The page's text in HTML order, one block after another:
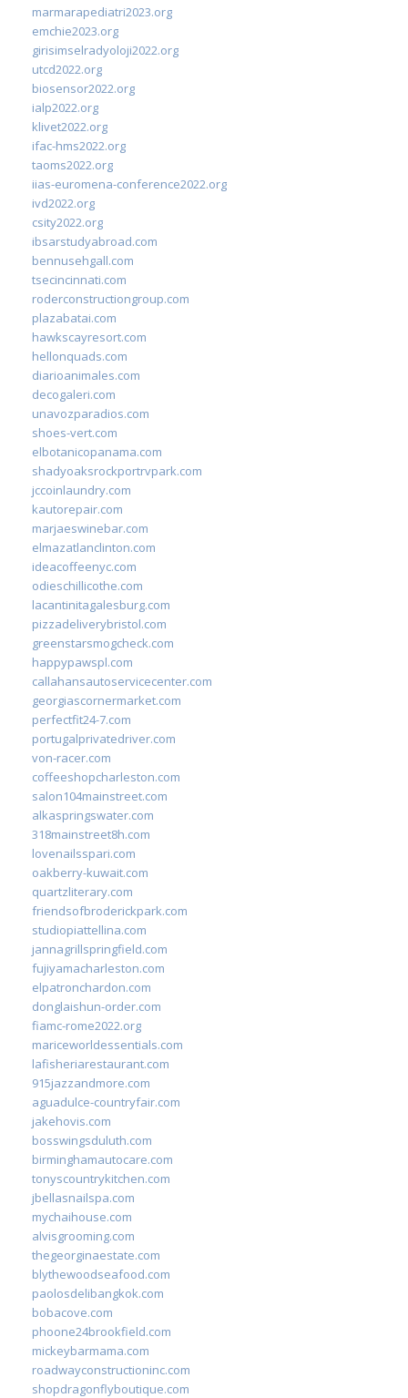
marmarapediatri2023.org
emchie2023.org
girisimselradyoloji2022.org
utcd2022.org
biosensor2022.org
ialp2022.org
klivet2022.org
ifac-hms2022.org
taoms2022.org
iias-euromena-conference2022.org
ivd2022.org
csity2022.org
ibsarstudyabroad.com
bennusehgall.com
tsecincinnati.com
roderconstructiongroup.com
plazabatai.com
hawkscayresort.com
hellonquads.com
diarioanimales.com
decogaleri.com
unavozparadios.com
shoes-vert.com
elbotanicopanama.com
shadyoaksrockportrvpark.com
jccoinlaundry.com
kautorepair.com
marjaeswinebar.com
elmazatlanclinton.com
ideacoffeenyc.com
odieschillicothe.com
lacantinitagalesburg.com
pizzadeliverybristol.com
greenstarsmogcheck.com
happypawspl.com
callahansautoservicecenter.com
georgiascornermarket.com
perfectfit24-7.com
portugalprivatedriver.com
von-racer.com
coffeeshopcharleston.com
salon104mainstreet.com
alkaspringswater.com
318mainstreet8h.com
lovenailsspari.com
oakberry-kuwait.com
quartzliterary.com
friendsofbroderickpark.com
studiopiattellina.com
jannagrillspringfield.com
fujiyamacharleston.com
elpatronchardon.com
donglaishun-order.com
fiamc-rome2022.org
mariceworldessentials.com
lafisheriarestaurant.com
915jazzandmore.com
aguadulce-countryfair.com
jakehovis.com
bosswingsduluth.com
birminghamautocare.com
tonyscountrykitchen.com
jbellasnailspa.com
mychaihouse.com
alvisgrooming.com
thegeorginaestate.com
blythewoodseafood.com
paolosdelibangkok.com
bobacove.com
phoone24brookfield.com
mickeybarmama.com
roadwayconstructioninc.com
shopdragonflyboutique.com